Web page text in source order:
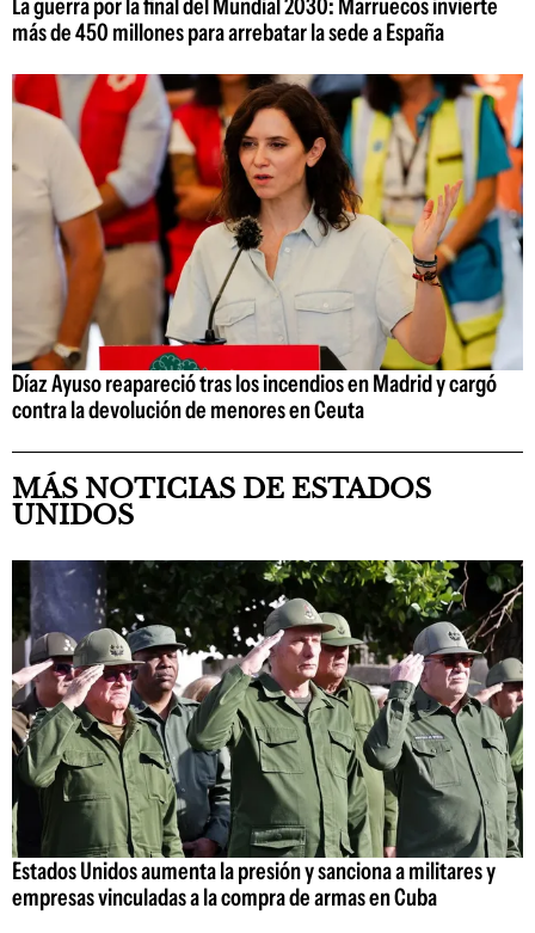
La guerra por la final del Mundial 2030: Marruecos invierte
más de 450 millones para arrebatar la sede a España
Díaz Ayuso reapareció tras los incendios en Madrid y cargó
contra la devolución de menores en Ceuta
MÁS NOTICIAS DE ESTADOS
UNIDOS
Estados Unidos aumenta la presión y sanciona a militares y
empresas vinculadas a la compra de armas en Cuba